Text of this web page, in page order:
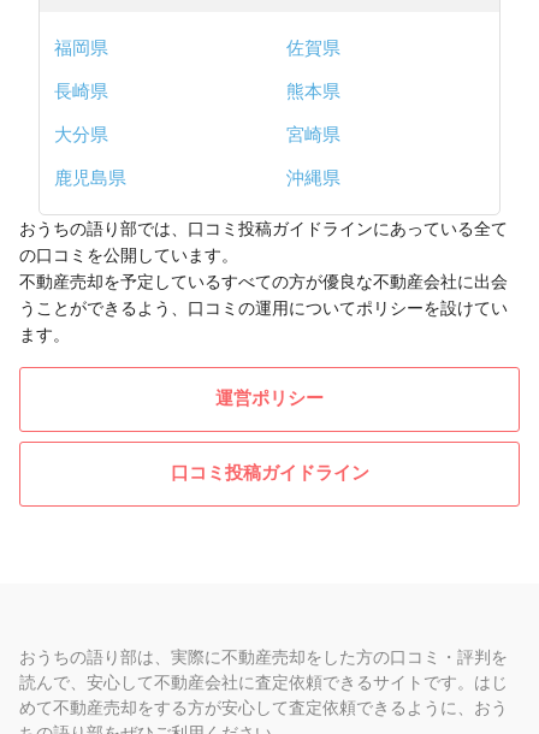
福岡県
佐賀県
長崎県
熊本県
大分県
宮崎県
鹿児島県
沖縄県
おうちの語り部では、口コミ投稿ガイドラインにあっている全て
の口コミを公開しています。
不動産売却を予定しているすべての方が優良な不動産会社に出会
うことができるよう、口コミの運用についてポリシーを設けてい
ます。
運営ポリシー
口コミ投稿ガイドライン
おうちの語り部は、実際に不動産売却をした方の口コミ・評判を
読んで、安心して不動産会社に査定依頼できるサイトです。はじ
めて不動産売却をする方が安心して査定依頼できるように、おう